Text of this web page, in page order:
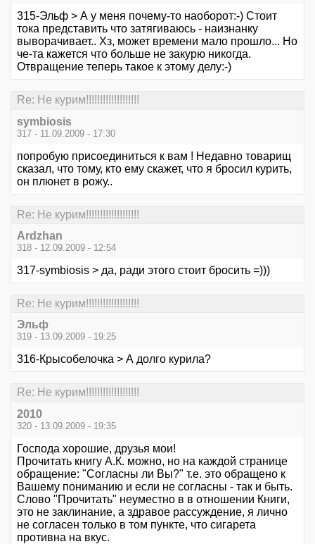
315-Эльф > А у меня почему-то наоборот:-) Стоит
тока представить что затягиваюсь - наизнанку
выворачивает.. Хз, может времени мало прошло... Но
че-та кажется что больше не закурю никогда.
Отвращение теперь такое к этому делу:-)
Re: Не курим!!!!!!!!!!!!!!!!!!!
symbiosis
317 - 11.09.2009 - 17:30
попробую присоединиться к вам ! Недавно товарищ
сказал, что тому, кто ему скажет, что я бросил курить,
он плюнет в рожу..
Re: Не курим!!!!!!!!!!!!!!!!!!!
Ardzhan
318 - 12.09.2009 - 12:54
317-symbiosis > да, ради этого стоит бросить =)))
Re: Не курим!!!!!!!!!!!!!!!!!!!
Эльф
319 - 13.09.2009 - 19:25
316-Крысобелочка > А долго курила?
Re: Не курим!!!!!!!!!!!!!!!!!!!
2010
320 - 13.09.2009 - 19:35
Господа хорошие, друзья мои!
Прочитать книгу А.К. можно, но на каждой странице
обращение: "Согласны ли Вы?" т.е. это обращено к
Вашему пониманию и если не согласны - так и быть.
Слово "Прочитать" неуместно в в отношении Книги,
это не заклинание, а здравое рассуждение, я лично
не согласен только в том пункте, что сигарета
противна на вкус.